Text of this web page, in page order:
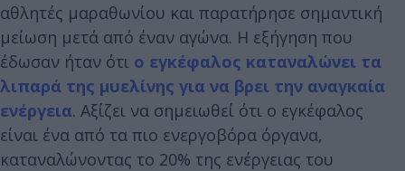
αθλητές μαραθωνίου και παρατήρησε σημαντική
μείωση μετά από έναν αγώνα. Η εξήγηση που
έδωσαν ήταν ότι ο εγκέφαλος καταναλώνει τα
λιπαρά της μυελίνης για να βρει την αναγκαία
ενέργεια. Αξίζει να σημειωθεί ότι ο εγκέφαλος
είναι ένα από τα πιο ενεργοβόρα όργανα,
καταναλώνοντας το 20% της ενέργειας του